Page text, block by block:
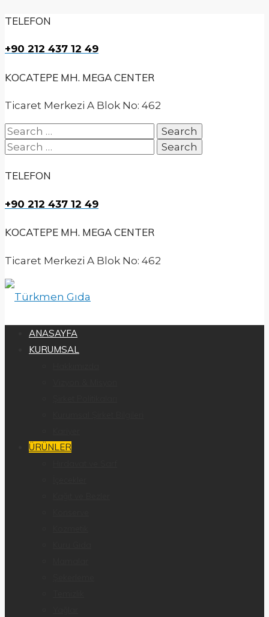
TELEFON
+90 212 437 12 49
KOCATEPE MH. MEGA CENTER
Ticaret Merkezi A Blok No: 462
Search
for:
Search
TELEFON
+90 212 437 12 49
KOCATEPE MH. MEGA CENTER
Ticaret Merkezi A Blok No: 462
ANASAYFA
KURUMSAL
ÜRÜNLER